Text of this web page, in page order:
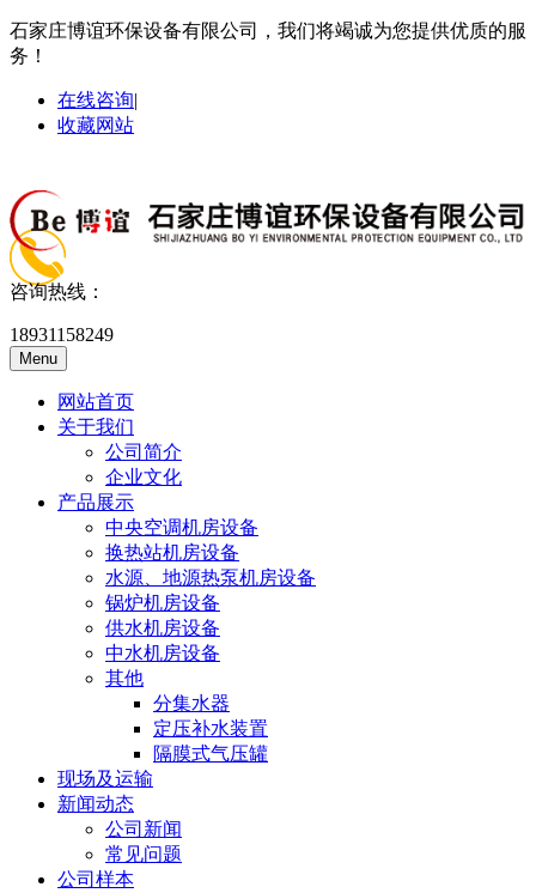
石家庄博谊环保设备有限公司，我们将竭诚为您提供优质的服
务！
在线咨询|
收藏网站
咨询热线：
18931158249
Menu
网站首页
关于我们
公司简介
企业文化
产品展示
中央空调机房设备
换热站机房设备
水源、地源热泵机房设备
锅炉机房设备
供水机房设备
中水机房设备
其他
分集水器
定压补水装置
隔膜式气压罐
现场及运输
新闻动态
公司新闻
常见问题
公司样本